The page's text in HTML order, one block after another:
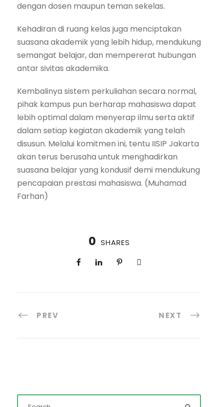
dengan dosen maupun teman sekelas.
Kehadiran di ruang kelas juga menciptakan
suasana akademik yang lebih hidup, mendukung
semangat belajar, dan mempererat hubungan
antar sivitas akademika.
Kembalinya sistem perkuliahan secara normal,
pihak kampus pun berharap mahasiswa dapat
lebih optimal dalam menyerap ilmu serta aktif
dalam setiap kegiatan akademik yang telah
disusun. Melalui komitmen ini, tentu IISIP Jakarta
akan terus berusaha untuk menghadirkan
suasana belajar yang kondusif demi mendukung
pencapaian prestasi mahasiswa. (Muhamad
Farhan)
0 SHARES
PREV NEXT